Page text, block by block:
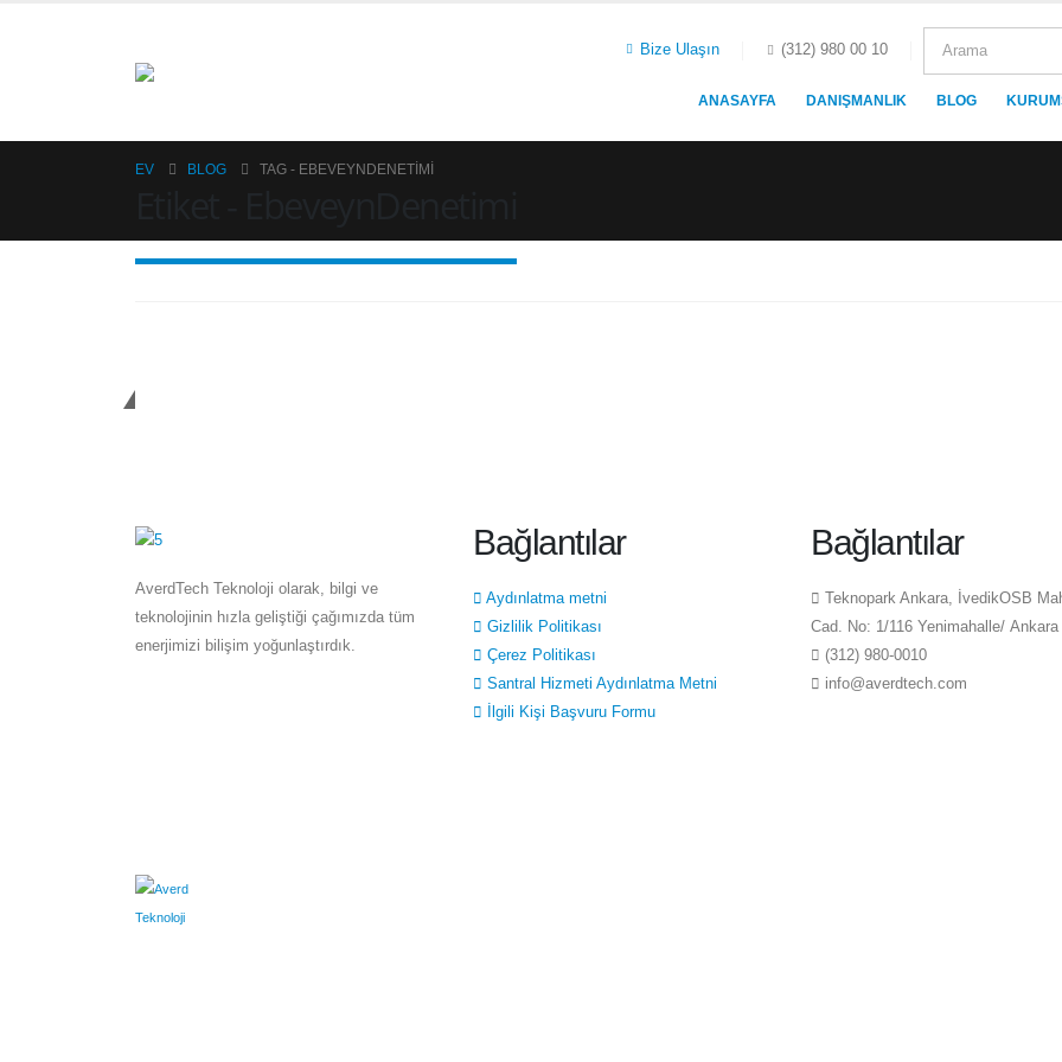
Bize Ulaşın (312) 980 00 10
ANASAYFA DANIŞMANLIK BLOG
EV BLOG TAG - EBEVEYNDENETIMI
AverdTech Teknoloji olarak, bilgi ve
teknolojinin hızla geliştiği çağımızda tüm
enerjimizi bilişim yoğunlaştırdık.
Bağlantılar
Aydınlatma metni
Gizlilik Politikası
Çerez Politikası
Santral Hizmeti Aydınlatma Metni
İlgili Kişi Başvuru Formu
Bağlantılar
Teknopark Ankara, İvedikOSB
Cad. No: 1/116 Yenimahalle/ Ankara
(312) 980-0010
info@averdtech.com